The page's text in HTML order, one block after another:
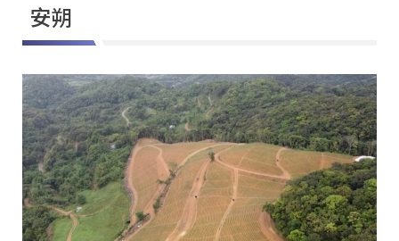
安朔